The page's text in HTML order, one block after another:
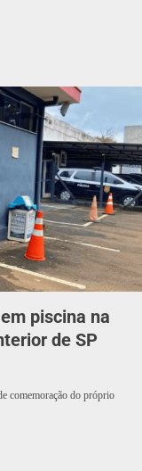
piscina na
de SP
comemoração do próprio